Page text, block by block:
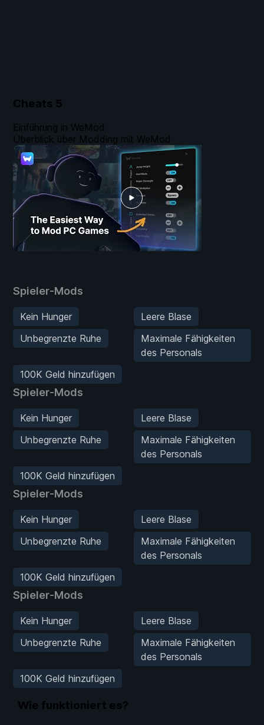
Cheats 5
Spieler-Mods
Kein Hunger
Leere Blase
Unbegrenzte Ruhe
Maximale Fähigkeiten
des Personals
100K Geld hinzufügen
Spieler-Mods
Kein Hunger
Leere Blase
Unbegrenzte Ruhe
Maximale Fähigkeiten
des Personals
100K Geld hinzufügen
Spieler-Mods
Kein Hunger
Leere Blase
Unbegrenzte Ruhe
Maximale Fähigkeiten
des Personals
100K Geld hinzufügen
Spieler-Mods
Kein Hunger
Leere Blase
Unbegrenzte Ruhe
Maximale Fähigkeiten
des Personals
100K Geld hinzufügen
Einführung in WeMod
Überblick über Modding mit WeMod
Wie funktioniert es?